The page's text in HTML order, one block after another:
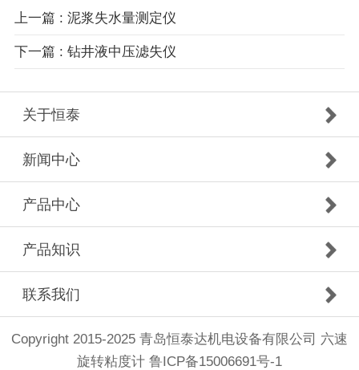
上一篇 : 泥浆失水量测定仪
下一篇 : 钻井液中压滤失仪
关于恒泰
新闻中心
产品中心
产品知识
联系我们
Copyright 2015-2025 青岛恒泰达机电设备有限公司 六速
旋转粘度计 鲁ICP备15006691号-1